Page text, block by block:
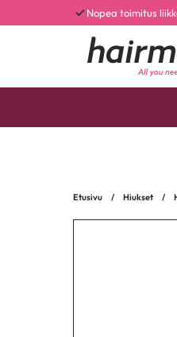
Nopea toimitus
Etusivu / Hiukset /